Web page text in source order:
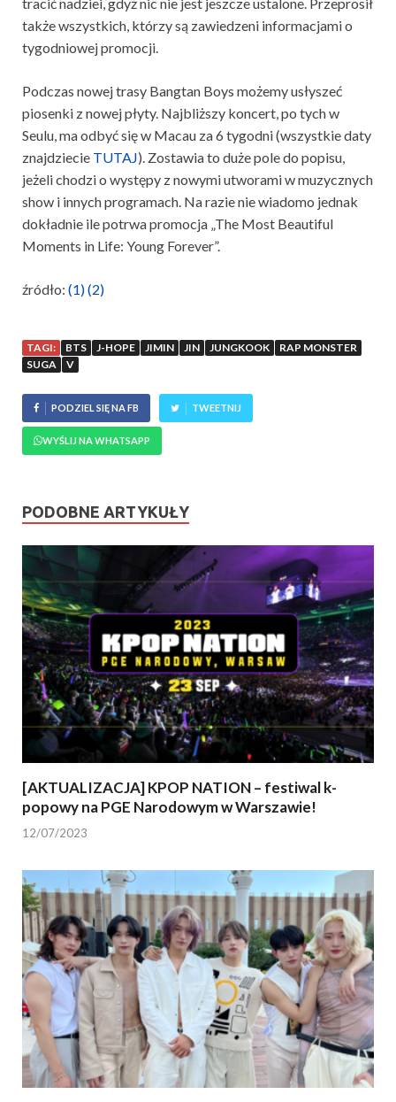
tracić nadziei, gdyż nic nie jest jeszcze ustalone. Przeprosił
także wszystkich, którzy są zawiedzeni informacjami o
tygodniowej promocji.
Podczas nowej trasy Bangtan Boys możemy usłyszeć
piosenki z nowej płyty. Najbliższy koncert, po tych w
Seulu, ma odbyć się w Macau za 6 tygodni (wszystkie daty
znajdziecie TUTAJ). Zostawia to duże pole do popisu,
jeżeli chodzi o występy z nowymi utworami w muzycznych
show i innych programach. Na razie nie wiadomo jednak
dokładnie ile potrwa promocja „The Most Beautiful
Moments in Life: Young Forever”.
źródło: (1)(2)
TAGI: BTS J-HOPE JIMIN JIN JUNGKOOK
RAP MONSTER
SUGA
V
PODZIEL SIĘ NA FB TWEETNIJ
WYŚLIJ NA WHATSAPP
PODOBNE ARTYKUŁY
[AKTUALIZACJA] KPOP NATION – festiwal k-
popowy na PGE Narodowym w Warszawie!
12/07/2023